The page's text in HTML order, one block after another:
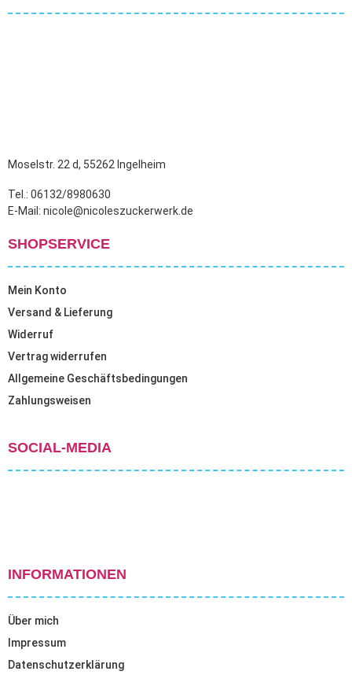
Moselstr. 22 d, 55262 Ingelheim
Tel.: 06132/8980630
E-Mail: nicole@nicoleszuckerwerk.de
SHOPSERVICE
Mein Konto
Versand & Lieferung
Widerruf
Vertrag widerrufen
Allgemeine Geschäftsbedingungen
Zahlungsweisen
SOCIAL-MEDIA
INFORMATIONEN
Über mich
Impressum
Datenschutzerklärung